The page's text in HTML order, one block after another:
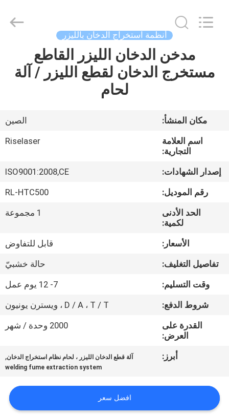
مسكن
عرض
الواقع
الافتراضي
معلومات
في
المعمل
مراقبة
الجودة
اطلب
Technology
أنظمة استخراج الدخان بالليزر
مدخن الدخان الليزر القاطع
مستخرج الدخان لقطع الليزر / آلة
لحام
مكان المنشأ:
الصين
اسم العلامة
التجارية:
Riselaser
إصدار الشهادات:
ISO9001:2008,CE
رقم الموديل:
RL-HTC500
الحد الأدنى
لكمية:
1 مجموعة
الأسعار:
قابل للتفاوض
تفاصيل التغليف:
حالة خشبيّ
وقت التسليم:
7- 12 يوم عمل
شروط الدفع:
D / A ، T / T ، ويسترن يونيون
القدرة على
العرض:
2000 وحدة / شهر
أبرز: آلة قطع الدخان الليزر ، لحام نظام استخراج الدخان,
welding fume extraction system
افضل سعر